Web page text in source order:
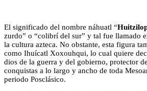
El significado del nombre náhuatl “
zurdo” o “colibrí del sur” y tal fue llamado
la cultura azteca. No obstante, esta figura
como Ihuícatl Xoxouhqui, lo cual quiere
dios de la guerra y del gobierno, protector
conquistas a lo largo y ancho de toda
periodo Posclásico.